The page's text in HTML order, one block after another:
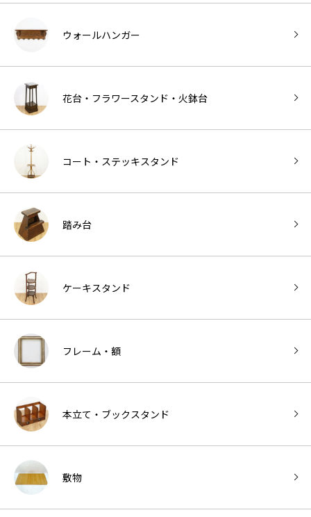
ウォールハンガー
花台・フラワースタンド・火鉢台
コート・ステッキスタンド
踏み台
ケーキスタンド
フレーム・額
本立て・ブックスタンド
敷物